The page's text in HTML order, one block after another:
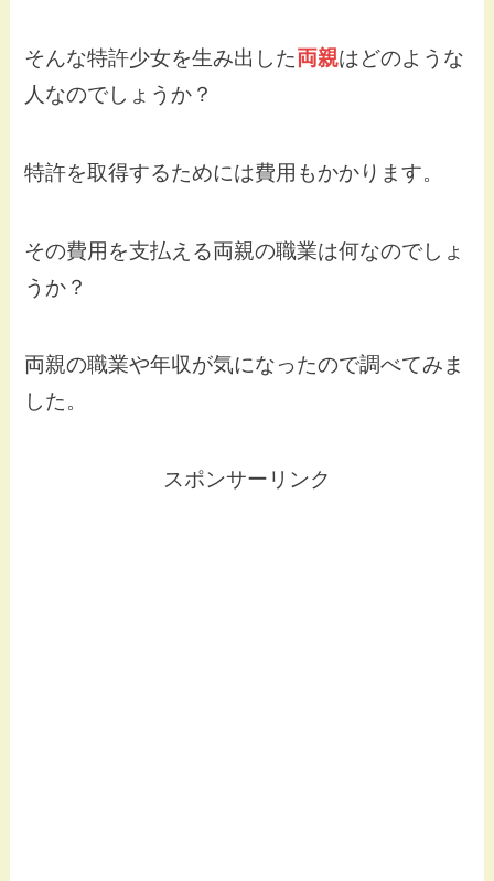
そんな特許少女を生み出した両親はどのような
人なのでしょうか？
特許を取得するためには費用もかかります。
その費用を支払える両親の職業は何なのでしょ
うか？
両親の職業や年収が気になったので調べてみま
した。
スポンサーリンク